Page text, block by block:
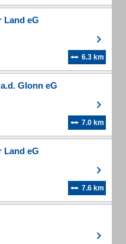
Land eG
6.3 km
Glonn eG
7.0 km
Land eG
7.6 km